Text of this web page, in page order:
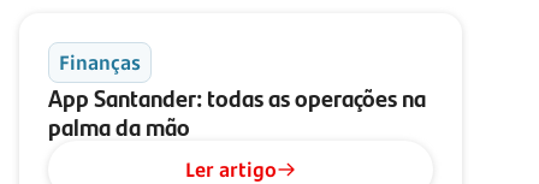
Finanças
App Santander: todas as operações na
palma da mão
Ler artigo